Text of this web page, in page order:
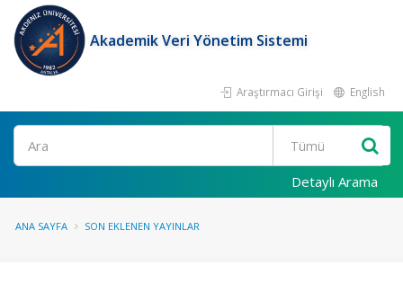
Akademik Veri Yönetim Sistemi
Araştırmacı Girişi English
Ara
Detaylı Arama
ANA SAYFA SON EKLENEN YAYINLAR